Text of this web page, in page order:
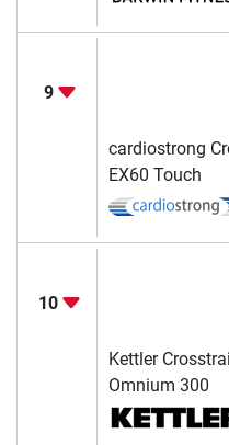
9
cardiostrong
EX60 Touch
10
Kettler
Omnium 300